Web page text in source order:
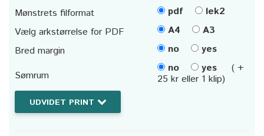
Mønstrets filformat pdf
lek2
Vælg arkstørrelse for PDF
A4
A3
Bred margin
no
yes
Sømrum
no yes
( +
25 kr eller 1 klip)
UDVIDET PRINT